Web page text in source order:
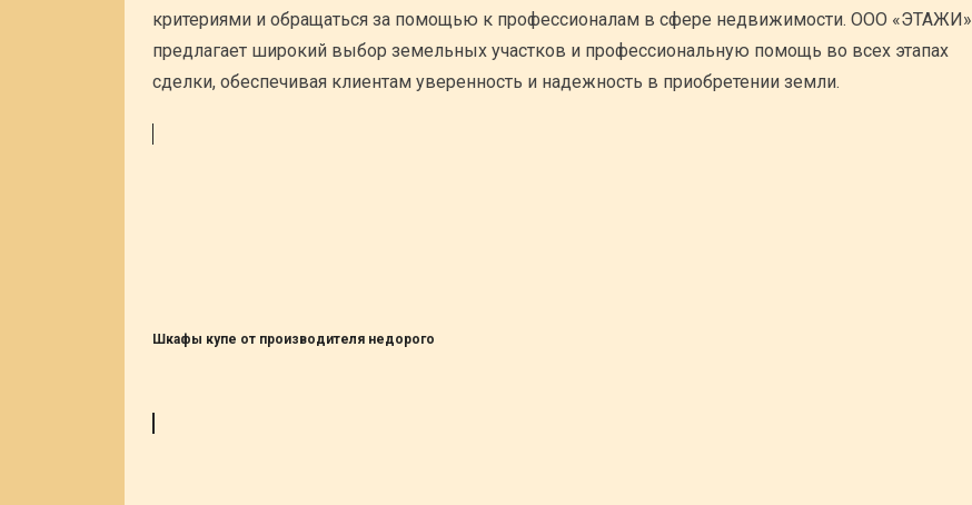
критериями и обращаться за помощью к профессионалам в сфере недвижимости. ООО «ЭТАЖИ»
предлагает широкий выбор земельных участков и профессиональную помощь во всех этапах
сделки, обеспечивая клиентам уверенность и надежность в приобретении земли.
Шкафы купе от производителя недорого